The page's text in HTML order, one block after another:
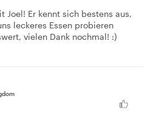
Joel! Er kennt sich bestens aus,
leckeres Essen probieren
vielen Dank nochmal! :)